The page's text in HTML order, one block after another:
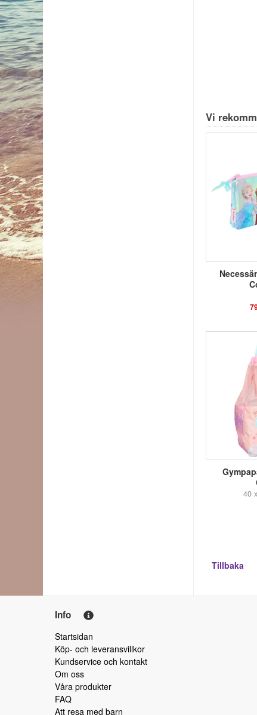
Vi
40
Tillbaka
Info
Startsidan
Köp- och leveransvillkor
Kundservice och kontakt
Om oss
Våra produkter
FAQ
Att resa med barn